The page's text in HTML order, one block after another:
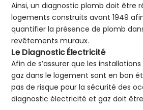
Ainsi, un diagnostic plomb doit être
logements construits avant 1949
quantifier la présence de plomb
revêtements muraux.
Le Diagnostic Électricité
Afin de s’assurer que les
gaz dans le logement sont en bon
pas de risque pour la sécurité des
diagnostic électricité et gaz doit